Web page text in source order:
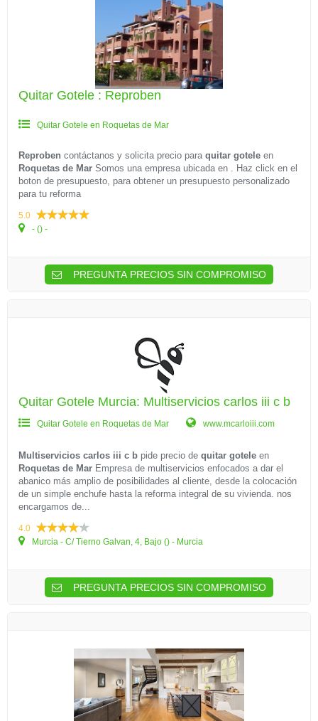
Quitar Gotele : Reproben
Quitar Gotele en Roquetas de Mar
Reproben contáctanos y solicita precio para quitar gotele en
Roquetas de Mar Somos una empresa ubicada en . Haz click en el
boton de presupuesto, para obtener un presupuesto personalizado
para tu reforma
5.0
- () -
PREGUNTA PRECIOS SIN COMPROMISO
Quitar Gotele Murcia: Multiservicios carlos iii c b
Quitar Gotele en Roquetas de Mar www.mcarloiii.com
Multiservicios carlos iii c b pide precio de quitar gotele en
Roquetas de Mar Empresa de multiservicios enfocados a dar el
abanico más amplio de posibilidades al cliente, desde la colocación
de un simple enchufe hasta la reforma integral de su vivienda. nos
encargamos de...
4.0
Murcia - C/ Tierno Galvan, 4, Bajo () - Murcia
PREGUNTA PRECIOS SIN COMPROMISO